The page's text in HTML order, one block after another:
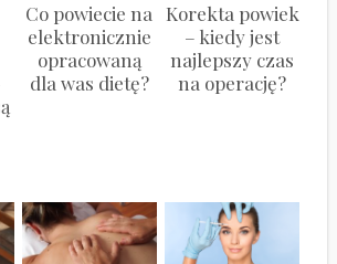
Co powiecie na
elektronicznie
opracowaną
dla was dietę?
Korekta powiek
– kiedy jest
najlepszy czas
na operację?